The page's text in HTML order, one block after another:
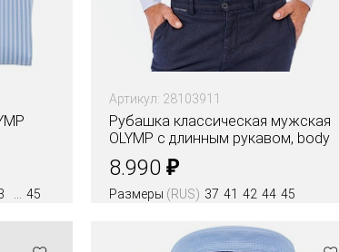
45
Артикул: 28103911
Рубашка классическая мужская
OLYMP с длинным рукавом, body
8.990 ₽
Размеры (RUS) 37 41 42 44 45